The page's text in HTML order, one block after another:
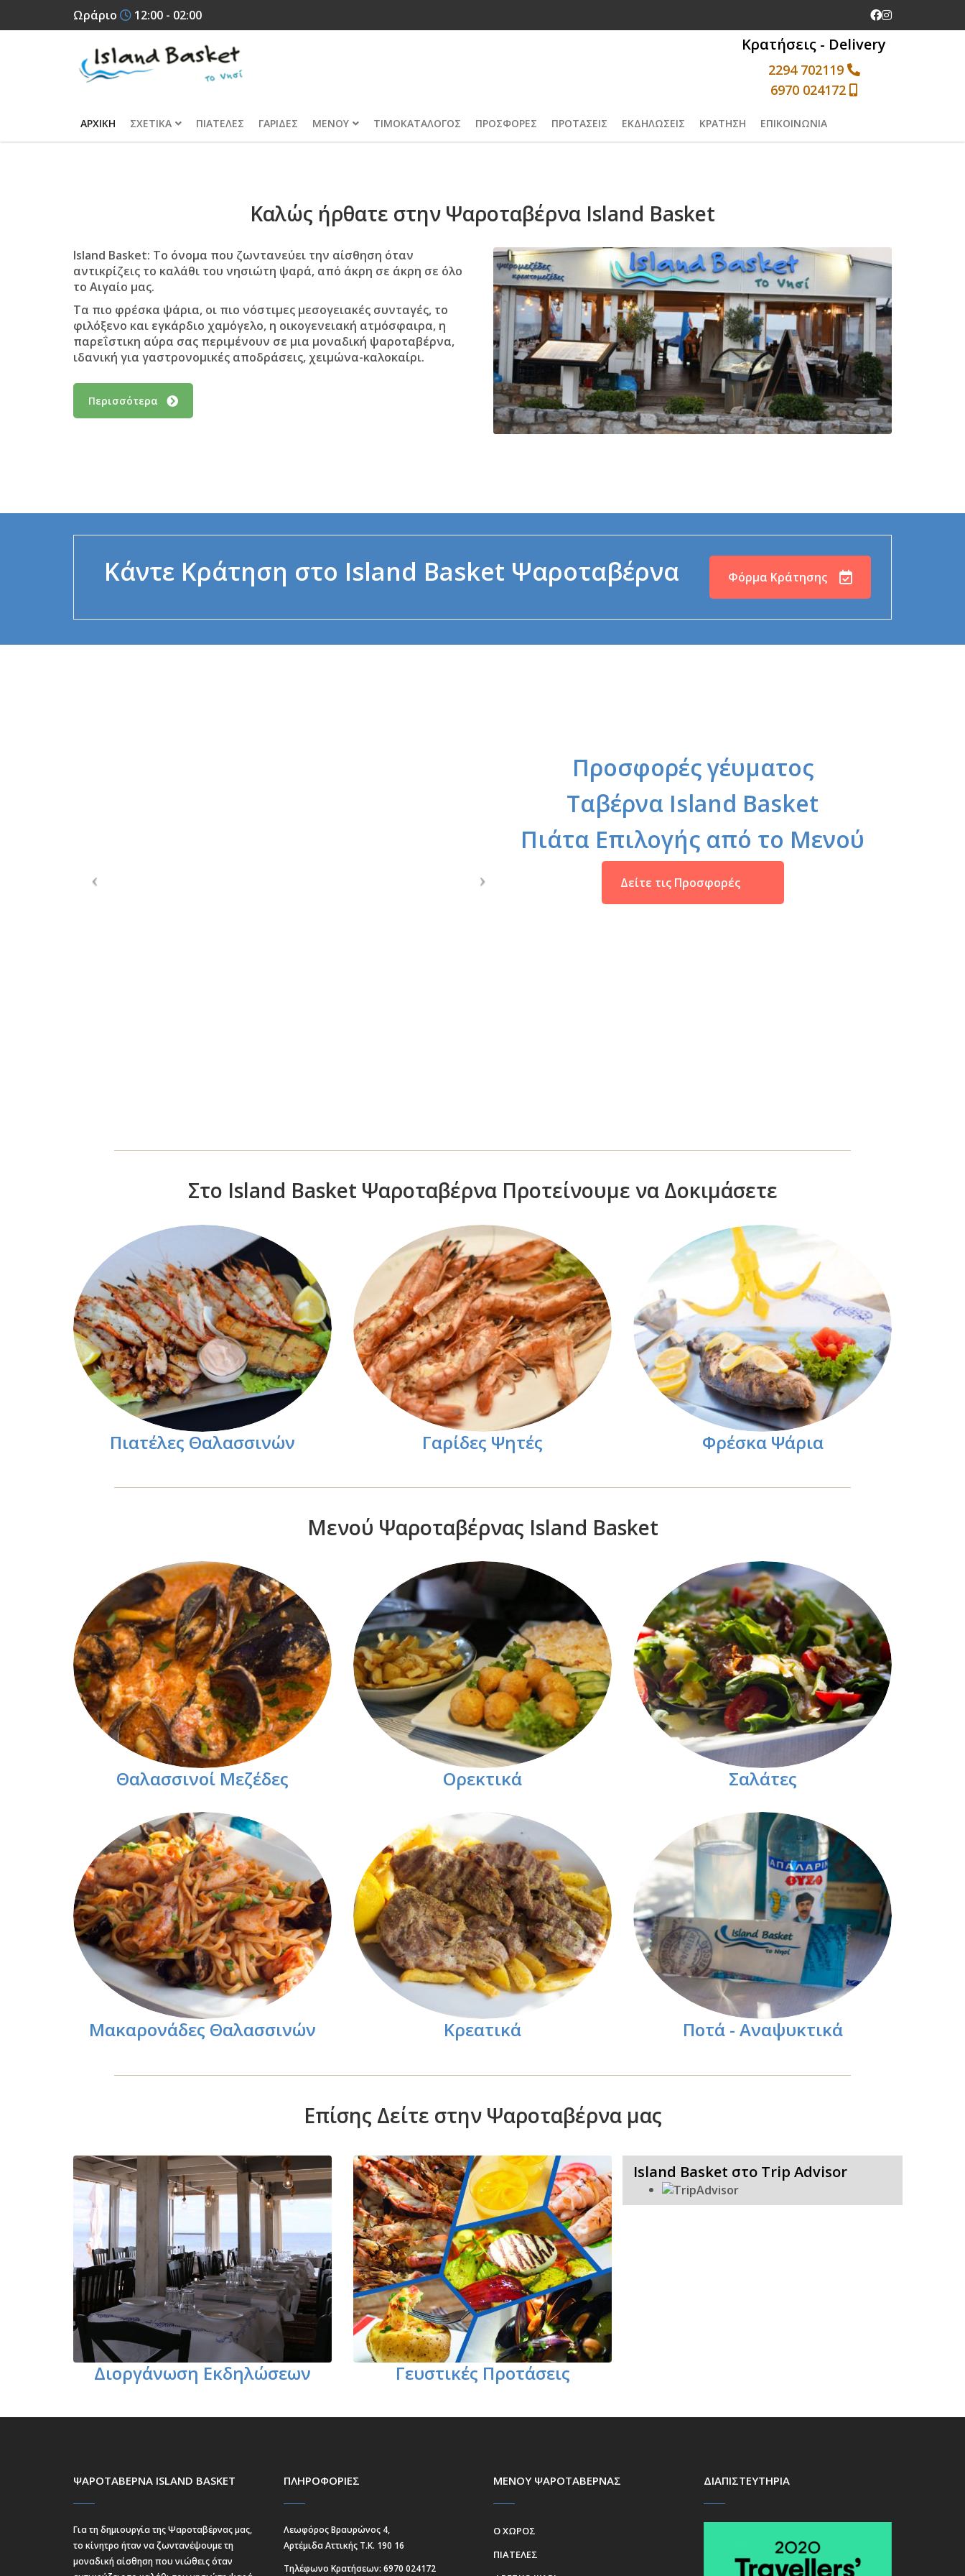
Ωράριο 12:00 - 02:00 Ψαροταβέρνα
Κρατήσεις - Delivery
2294 702119
6970 024172
ΑΡΧΙΚΗ ΣΧΕΤΙΚΑ ΠΙΑΤΕΛΕΣ ΓΑΡΙΔΕΣ ΜΕΝΟΥ ΤΙΜΟΚΑΤΑΛΟΓΟΣ ΠΡΟΣΦΟΡΕΣ ΠΡΟΤΑΣΕΙΣ ΕΚΔΗΛΩΣΕΙΣ ΚΡΑΤΗΣΗ ΕΠΙΚΟΙΝΩΝΙΑ
Καλώς ήρθατε στην Ψαροταβέρνα Island Basket
Ιsland Basket: Το όνομα που ζωντανεύει την αίσθηση όταν
αντικρίζεις το καλάθι του νησιώτη ψαρά, από άκρη σε άκρη σε όλο
το Αιγαίο μας.
Τα πιο φρέσκα ψάρια, οι πιο νόστιμες μεσογειακές συνταγές, το
φιλόξενο και εγκάρδιο χαμόγελο, η οικογενειακή ατμόσφαιρα, η
παρεΐστικη αύρα σας περιμένουν σε μια μοναδική ψαροταβέρνα,
ιδανική για γαστρονομικές αποδράσεις, χειμώνα-καλοκαίρι.
Περισσότερα
Κάντε Κράτηση στο Island Basket Ψαροταβέρνα Φόρμα Κράτησης
Προσφορές γέυματος
Ταβέρνα Island Basket
Πιάτα Επιλογής από το Μενού
Δείτε τις Προσφορές
Στο Island Basket Ψαροταβέρνα Προτείνουμε να Δοκιμάσετε
Πιατέλες Θαλασσινών Γαρίδες Ψητές Φρέσκα Ψάρια
Μενού Ψαροταβέρνας Island Basket
Θαλασσινοί Μεζέδες Ορεκτικά Σαλάτες
Μακαρονάδες Θαλασσινών Κρεατικά Ποτά - Αναψυκτικά
Επίσης Δείτε στην Ψαροταβέρνα μας
Διοργάνωση Εκδηλώσεων Γευστικές Προτάσεις
Island Basket στο Trip Advisor
ΨΑΡΟΤΑΒΕΡΝΑ ISLAND BASKET
Για τη δημιουργία της Ψαροταβέρνας μας,
το κίνητρο ήταν να ζωντανέψουμε τη
μοναδική αίσθηση που νιώθεις όταν
ΠΛΗΡΟΦΟΡΙΕΣ
Λεωφόρος Βραυρώνος 4,
Αρτέμιδα Αττικής Τ.Κ. 190 16
Τηλέφωνο Κρατήσεων: 6970 024172
ΜΕΝΟΥ ΨΑΡΟΤΑΒΕΡΝΑΣ
Ο ΧΩΡΟΣ
ΠΙΑΤΕΛΕΣ
ΔΙΑΠΙΣΤΕΥΤΗΡΙΑ